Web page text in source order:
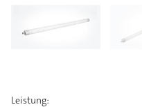
Leistung: